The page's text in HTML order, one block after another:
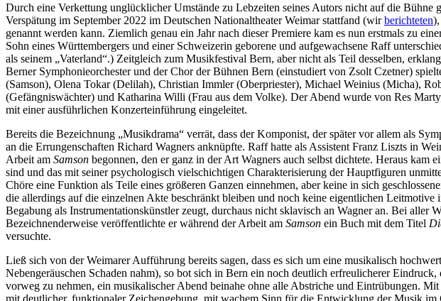
Durch eine Verkettung unglücklicher Umstände zu Lebzeiten seines Autors nicht auf die Bühne
Verspätung im September 2022 im Deutschen Nationaltheater Weimar stattfand (wirberichteten
genannt werden kann. Ziemlich genau ein Jahr nach dieser Premiere kam es nun erstmals zu
Sohn eines Württembergers und einer Schweizerin geborene und aufgewachsene Raff
als seinem „Vaterland“.) Zeitgleich zum Musikfestival Bern, aber nicht als Teil desselben,
Berner Symphonieorchester und der Chor der Bühnen Bern (einstudiert von Zsolt Czetner)
(Samson), Olena Tokar (Delilah), Christian Immler (Oberpriester), Michael Weinius (Micha),
(Gefängniswächter) und Katharina Willi (Frau aus dem Volke). Der Abend wurde von Res
mit einer ausführlichen Konzerteinführung eingeleitet.
Bereits die Bezeichnung „Musikdrama“ verrät, dass der Komponist, der später vor allem als
an die Errungenschaften Richard Wagners anknüpfte. Raff hatte als Assistent Franz Liszts in
Arbeit am Samson begonnen, den er ganz in der Art Wagners auch selbst dichtete. Heraus
sind und das mit seiner psychologisch vielschichtigen Charakterisierung der Hauptfiguren
Chöre eine Funktion als Teile eines größeren Ganzen einnehmen, aber keine in sich
die allerdings auf die einzelnen Akte beschränkt bleiben und noch keine eigentlichen
Begabung als Instrumentationskünstler zeugt, durchaus nicht sklavisch an Wagner an. Bei aller
Bezeichnenderweise veröffentlichte er während der Arbeit am Samson ein Buch mit dem Titel
versuchte.
Ließ sich von der Weimarer Aufführung bereits sagen, dass es sich um eine musikalisch
Nebengeräuschen Schaden nahm), so bot sich in Bern ein noch deutlich erfreulicherer
vorweg zu nehmen, ein musikalischer Abend beinahe ohne alle Abstriche und Eintrübungen.
mit deutlicher, funktionaler Zeichengebung, mit wachem Sinn für die Entwicklung der Musik